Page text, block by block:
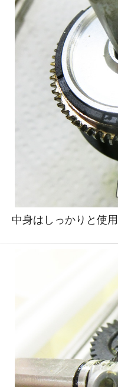
中身はしっかりと使